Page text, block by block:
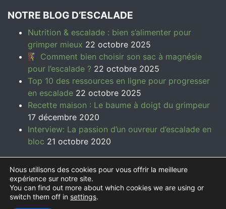
NOTRE BLOG D’ESCALADE
Nutrition & escalade : bien s’alimenter pour
grimper mieux 22 octobre 2025
🧗‍♀️ Comment bien choisir son sac à magnésie
pour l’escalade ? 22 octobre 2025
Top 10 des ressources en ligne pour progresser
en escalade 22 octobre 2025
Recette maison : Le baume à doigt du grimpeur
17 décembre 2020
Interview: La passion d’un ouvreur d’escalade en
bloc 21 octobre 2020
© 2026Symbioz Climbing | Accessoires d'escalade
éco-responsables
Nous utilisons des cookies pour vous offrir la meilleure
expérience sur notre site.
You can find out more about which cookies we are using or
switch them off in settings.